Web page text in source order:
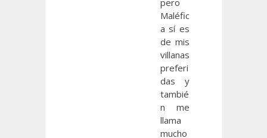
pero
Maléfic
a sí es
de mis
villanas
preferi
das y
tambié
n me
llama
mucho